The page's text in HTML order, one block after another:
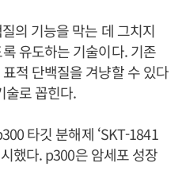
의 기능을 막는 데 그치지
유도하는 기술이다. 기존
적 단백질을 겨냥할 수 있다
술로 꼽힌다.
타깃 분해제 ‘SKT-1841
했다. p300은 암세포 성장